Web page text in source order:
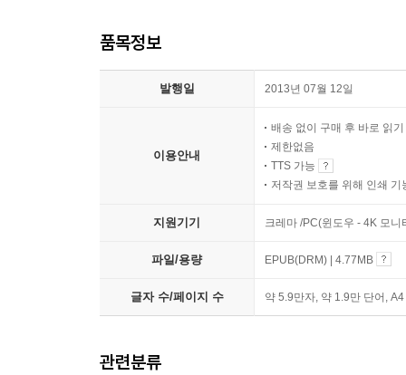
품목정보
발행일 2013년 07월 12일
이용안내
배송 없이 구매 후 바로 읽기
제한없음
TTS 가능
저작권 보호를 위해 인쇄 기
지원기기 크레마 /PC(윈도우 - 4K 모
파일/용량 EPUB(DRM) | 4.77MB
글자 수/페이지 수 약 5.9만자, 약 1.9만 단어,
관련분류